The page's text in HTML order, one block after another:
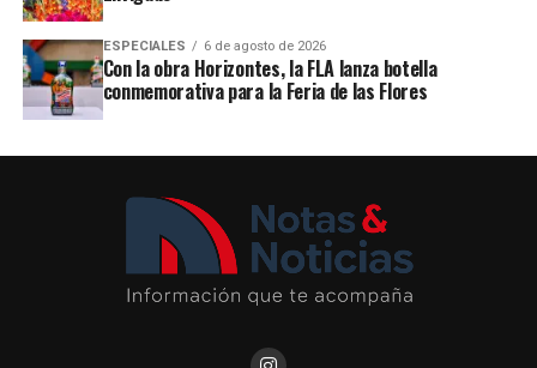
ESPECIALES 6 de agosto de 2026
Con la obra Horizontes, la FLA lanza botella
conmemorativa para la Feria de las Flores